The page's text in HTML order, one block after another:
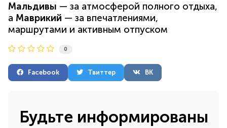
Мальдивы — за атмосферой полного отдыха,
а Маврикий — за впечатлениями,
маршрутами и активным отпуском
0
Facebook Твиттер ВК
Будьте информированы